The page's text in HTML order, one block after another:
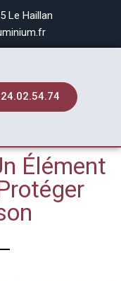
Le Haillan
Élément